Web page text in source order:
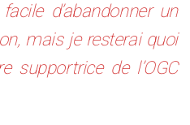
d’abandonner un
mais je resterai quoi
supportrice de l’OGC